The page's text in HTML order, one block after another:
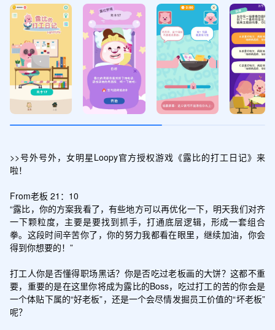
>>号外号外，女明星Loopy官方授权游戏《露比的打工日记》来
啦！
From老板 21：10
“露比，你的方案我看了，有些地方可以再优化一下，明天我们对齐
一下颗粒度，主要是要找到抓手，打通底层逻辑，形成一套组合
拳。这段时间辛苦你了，你的努力我都看在眼里，继续加油，你会
得到你想要的！”
打工人你是否懂得职场黑话？你是否吃过老板画的大饼？这都不重
要，重要的是在这里你将成为露比的Boss，吃过打工的苦的你会是
一个体贴下属的“好老板”，还是一个会尽情发掘员工价值的“坏老板”
呢？